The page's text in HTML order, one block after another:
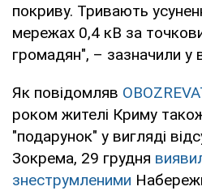
покриву. Тривають
мережах 0,4 кВ за
громадян", – зазначили у
Як повідомляв
роком жителі Криму
"подарунок" у вигляді
Зокрема, 29 грудня
знеструмленими